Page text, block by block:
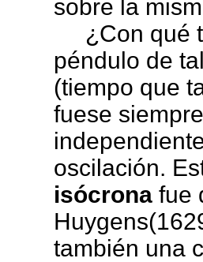
sobre la
¿Con qué
péndulo de
(tiempo que
fuese
oscilación.
isócrona fue
también una